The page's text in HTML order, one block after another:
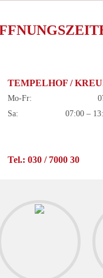
TEMPELHOF /
Mo-Fr:
Sa:
07:00 –
Tel.: 030 / 7000 30